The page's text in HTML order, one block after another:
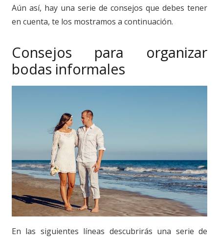
Aún así, hay una serie de consejos que debes tener
en cuenta, te los mostramos a continuación.
Consejos para organizar
bodas informales
En las siguientes líneas descubrirás una serie de